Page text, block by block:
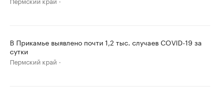
В Прикамье выявлено почти 1,2 тыс. случаев COVID-19 за
сутки
Пермский край